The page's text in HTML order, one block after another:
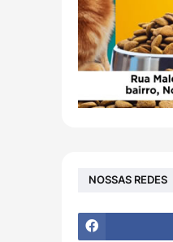
NOSSAS REDES